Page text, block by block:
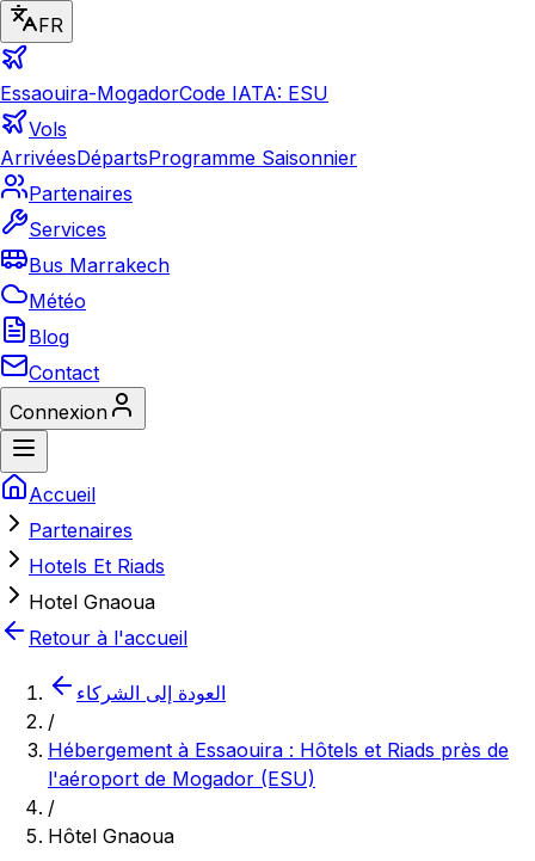
FR
Essaouira-MogadorCode IATA: ESU
Vols
ArrivéesDépartsProgramme Saisonnier
Partenaires
Services
Bus Marrakech
Météo
Blog
Contact
Connexion
Accueil
Partenaires
Hotels Et Riads
Hotel Gnaoua
Retour à l'accueil
العودة إلى الشركاء
/
Hébergement à Essaouira : Hôtels et Riads près de
l'aéroport de Mogador (ESU)
/
Hôtel Gnaoua